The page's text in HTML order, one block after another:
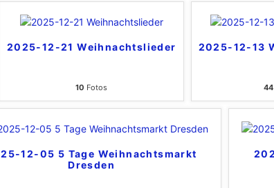
2025-12-21 Weihnachtslieder
10 Fotos
2025-12-13
44
12-05 5 Tage Weihnachtsmarkt
Dresden